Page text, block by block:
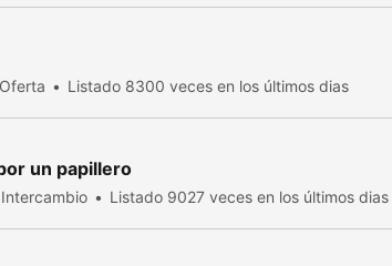
Oferta Listado 8300 veces en los últimos dias
un papillero
Intercambio Listado 9027 veces en los últimos dias